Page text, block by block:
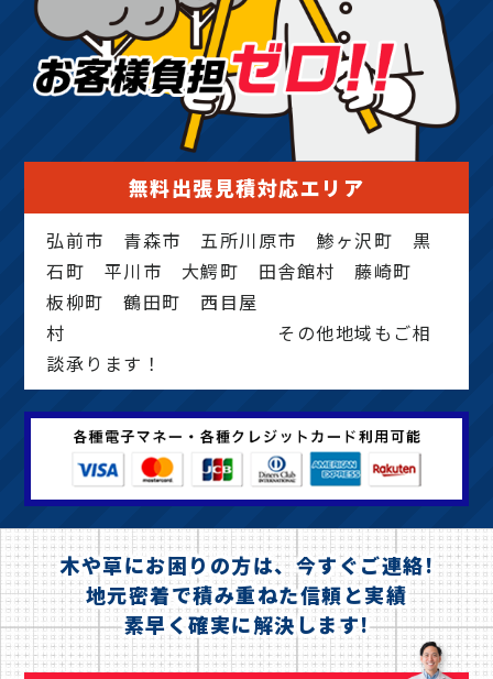
無料出張見積対応エリア
弘前市 青森市 五所川原市 鯵ヶ沢町 黒
石町 平川市 大鰐町 田舎館村 藤崎町
板柳町 鶴田町 西目屋
村 その他地域もご相
談承ります！
木や草にお困りの方は、今すぐご連絡!
地元密着で積み重ねた信頼と実績
素早く確実に解決します!